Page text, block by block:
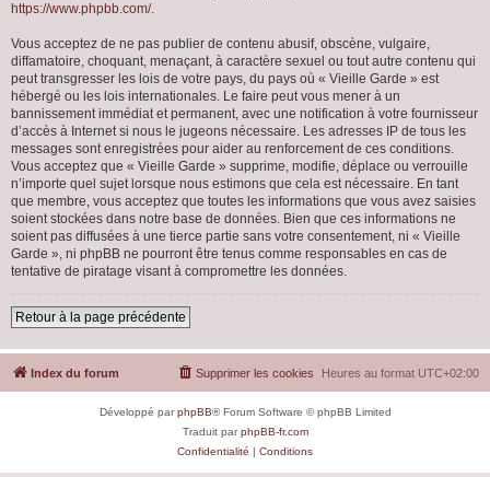
https://www.phpbb.com/.
Vous acceptez de ne pas publier de contenu abusif, obscène, vulgaire,
diffamatoire, choquant, menaçant, à caractère sexuel ou tout autre contenu qui
peut transgresser les lois de votre pays, du pays où « Vieille Garde » est
hébergé ou les lois internationales. Le faire peut vous mener à un
bannissement immédiat et permanent, avec une notification à votre fournisseur
d’accès à Internet si nous le jugeons nécessaire. Les adresses IP de tous les
messages sont enregistrées pour aider au renforcement de ces conditions.
Vous acceptez que « Vieille Garde » supprime, modifie, déplace ou verrouille
n’importe quel sujet lorsque nous estimons que cela est nécessaire. En tant
que membre, vous acceptez que toutes les informations que vous avez saisies
soient stockées dans notre base de données. Bien que ces informations ne
soient pas diffusées à une tierce partie sans votre consentement, ni « Vieille
Garde », ni phpBB ne pourront être tenus comme responsables en cas de
tentative de piratage visant à compromettre les données.
Retour à la page précédente
Index du forum Heures au format UTC+02:00
Supprimer les cookies
Développé parphpBB® Forum Software © phpBB Limited
Traduit parphpBB-fr.com
Confidentialité | Conditions